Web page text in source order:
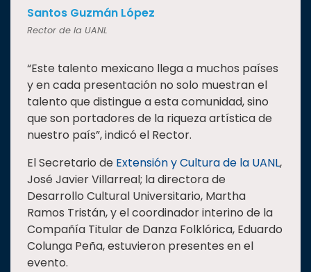
Santos Guzmán López
Rector de la UANL
“Este talento mexicano llega a muchos países
y en cada presentación no solo muestran el
talento que distingue a esta comunidad, sino
que son portadores de la riqueza artística de
nuestro país”, indicó el Rector.
El Secretario de Extensión y Cultura de la UANL,
José Javier Villarreal; la directora de
Desarrollo Cultural Universitario, Martha
Ramos Tristán, y el coordinador interino de la
Compañía Titular de Danza Folklórica, Eduardo
Colunga Peña, estuvieron presentes en el
evento.